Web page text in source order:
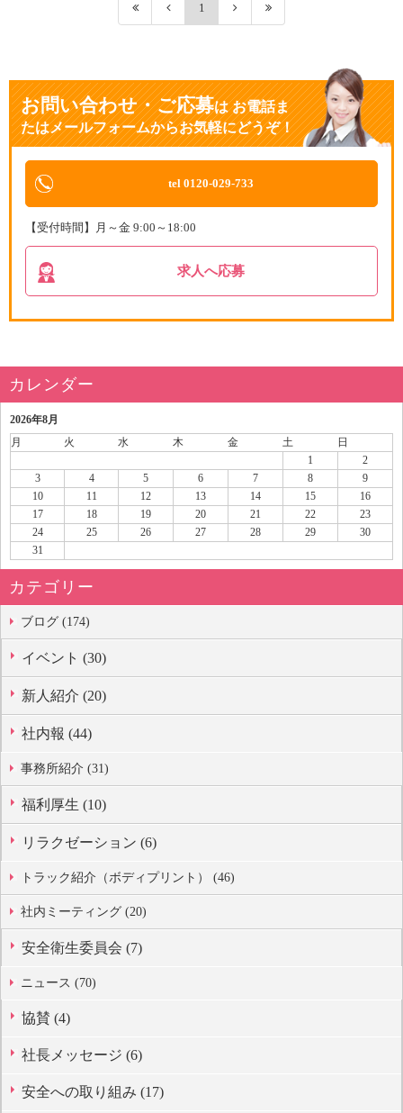
1
お問い合わせ・ご応募はお電話ま
たはメールフォームからお気軽にどうぞ！
tel 0120-029-733
【受付時間】月～金 9:00～18:00
求人へ応募
カレンダー
2026年8月
月
火 水 木 金 土
日
1
2
3
4 5 6 7 8
9
10
11 12 13 14 15
16
17
18 19 20 21 22
23
24
25 26 27 28 29
30
31
カテゴリー
ブログ (174)
イベント (30)
新人紹介 (20)
社内報 (44)
事務所紹介 (31)
福利厚生 (10)
リラクゼーション (6)
トラック紹介（ボディプリント） (46)
社内ミーティング (20)
安全衛生委員会 (7)
ニュース (70)
協賛 (4)
社長メッセージ (6)
安全への取り組み (17)